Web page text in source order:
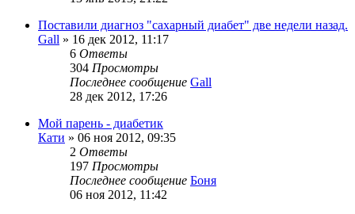
Поставили диагноз "сахарный диабет" две недели назад.
Gall » 16 дек 2012, 11:17
6 Ответы
304 Просмотры
Последнее сообщение Gall
28 дек 2012, 17:26
Мой парень - диабетик
Кати » 06 ноя 2012, 09:35
2 Ответы
197 Просмотры
Последнее сообщение Боня
06 ноя 2012, 11:42